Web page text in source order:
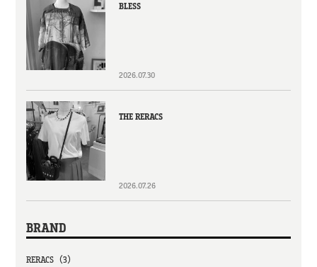
BLESS
2026.07.30
THE RERACS
2026.07.26
BRAND
RERACS（3）